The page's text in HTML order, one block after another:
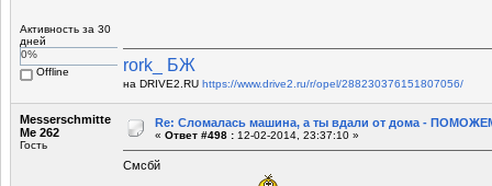
Активность за 30
дней
0%
Offline
rork_ БЖ
на DRIVE2.RU https://www.drive2.ru/r/opel/288230376151807056/
Messerschmitte
Me 262
Гость
Re: Сломалась машина, а ты вдали от дома -
« Ответ #498 : 12-02-2014, 23:37:10 »
Смсбй